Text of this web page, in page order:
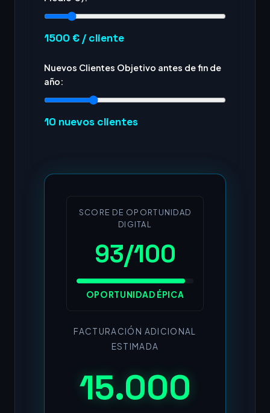
1500 € / cliente
Nuevos Clientes Objetivo antes de fin de
año:
10 nuevos clientes
SCORE DE OPORTUNIDAD
DIGITAL
93/100
OPORTUNIDAD ÉPICA
FACTURACIÓN ADICIONAL
ESTIMADA
15.000